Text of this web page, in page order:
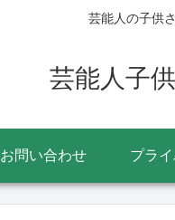
芸能人の子供
芸能人子
お問い合わせ プラ